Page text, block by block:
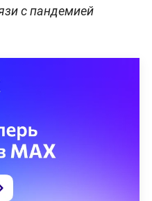
с пандемией